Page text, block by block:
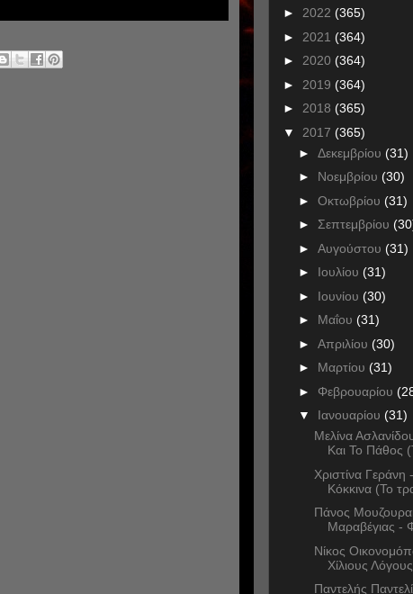
► 2022 (365)
► 2021 (364)
► 2020 (364)
► 2019 (364)
► 2018 (365)
▼ 2017 (365)
► Δεκεμβρίου (31)
► Νοεμβρίου (30)
► Οκτωβρίου (31)
► Σεπτεμβρίου
► Αυγούστου (31)
► Ιουλίου (31)
► Ιουνίου (30)
► Μαΐου (31)
► Απριλίου (30)
► Μαρτίου (31)
► Φεβρουαρίου
▼ Ιανουαρίου (31)
Μελίνα
Και Το Πάθος
Χριστίνα
Κόκκινα (Το
Πάνος
Μαραβέγιας -
Νίκος
Χίλιους
Παντελής